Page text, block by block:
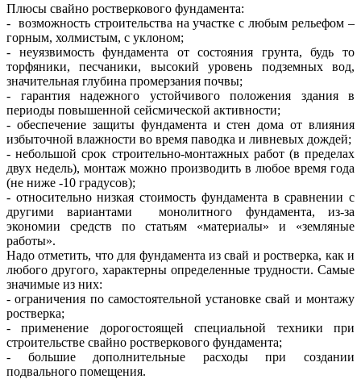
Плюсы свайно ростверкового фундамента:
- возможность строительства на участке с любым рельефом –
горным, холмистым, с уклоном;
- неуязвимость фундамента от состояния грунта, будь то
торфяники,песчаники, высокий уровень подземных вод,
значительная глубина промерзания почвы;
- гарантия надежного устойчивого положения здания в
периоды повышенной сейсмической активности;
- обеспечение защиты фундамента и стен дома от влияния
избыточной влажности во время паводка и ливневых дождей;
- небольшой срок строительно-монтажных работ (в пределах
двух недель), монтаж можно производить в любое время года
(не ниже -10 градусов);
- относительно низкая стоимость фундамента в сравнении с
другимивариантами монолитного фундамента, из-за
экономии средств по статьям «материалы» и «земляные
работы».
Надо отметить, что для фундамента из свай и ростверка, как и
любого другого, характерны определенные трудности. Самые
значимые из них:
- ограничения по самостоятельной установке свай и монтажу
ростверка;
- применение дорогостоящей специальной техники при
строительстве свайно ростверкового фундамента;
- большие дополнительные расходы при создании
подвального помещения.